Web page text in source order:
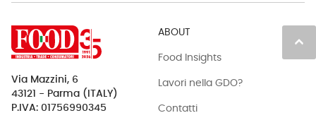
keyboard_arrow_up
Via Mazzini, 6
43121 - Parma (ITALY)
P.IVA: 01756990345
ABOUT
Food Insights
Lavori nella GDO?
Contatti